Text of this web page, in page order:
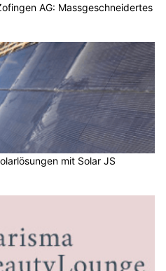
AG: Massgeschneidertes
mit Solar JS